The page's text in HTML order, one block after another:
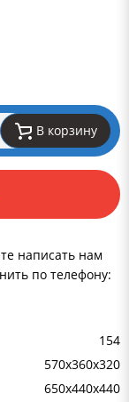
В корзину
написать нам
по телефону:
154
570х360х320
650x440x440